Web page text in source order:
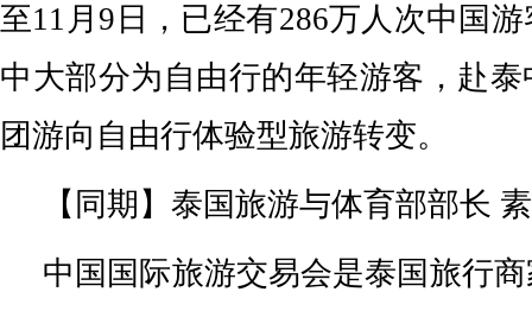
至11月9日，已经有286万人次中国
中大部分为自由行的年轻游客，赴
团游向自由行体验型旅游转变。
【同期】泰国旅游与体育部部长
中国国际旅游交易会是泰国旅行